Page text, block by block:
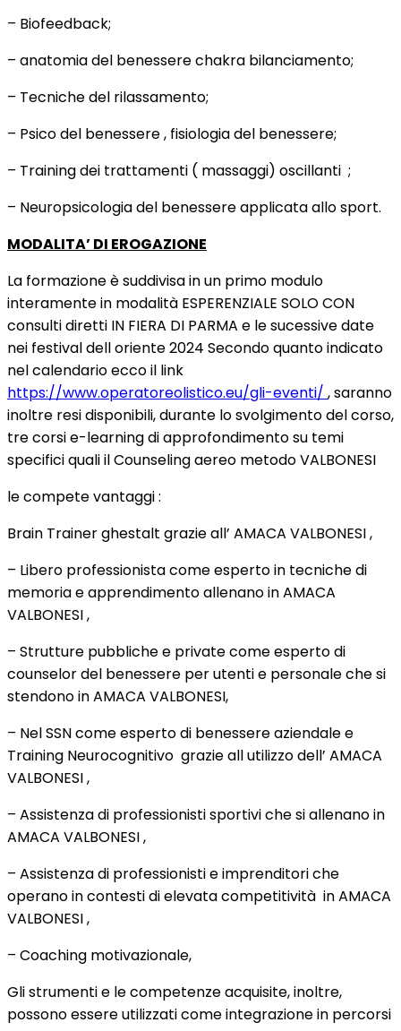
– Biofeedback;
– anatomia del benessere chakra bilanciamento;
– Tecniche del rilassamento;
– Psico del benessere , fisiologia del benessere;
– Training dei trattamenti ( massaggi) oscillanti ;
– Neuropsicologia del benessere applicata allo sport.
MODALITA’ DI EROGAZIONE
La formazione è suddivisa in un primo modulo
interamente in modalità ESPERENZIALE SOLO CON
consulti diretti IN FIERA DI PARMA e le sucessive date
nei festival dell oriente 2024 Secondo quanto indicato
nel calendario ecco il link
https://www.operatoreolistico.eu/gli-eventi/ , saranno
inoltre resi disponibili, durante lo svolgimento del corso,
tre corsi e-learning di approfondimento su temi
specifici quali il Counseling aereo metodo VALBONESI
le compete vantaggi :
Brain Trainer ghestalt grazie all’ AMACA VALBONESI ,
– Libero professionista come esperto in tecniche di
memoria e apprendimento allenano in AMACA
VALBONESI ,
– Strutture pubbliche e private come esperto di
counselor del benessere per utenti e personale che si
stendono in AMACA VALBONESI,
– Nel SSN come esperto di benessere aziendale e
Training Neurocognitivo grazie all utilizzo dell’ AMACA
VALBONESI ,
– Assistenza di professionisti sportivi che si allenano in
AMACA VALBONESI ,
– Assistenza di professionisti e imprenditori che
operano in contesti di elevata competitività in AMACA
VALBONESI ,
– Coaching motivazionale,
Gli strumenti e le competenze acquisite, inoltre,
possono essere utilizzati come integrazione in percorsi